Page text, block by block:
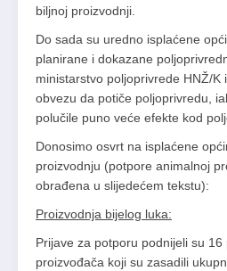
biljnoj proizvodnji.
Do sada su uredno isplaćene
planirane i dokazane
ministarstvo poljoprivrede HNŽ/K
obvezu da potiče poljoprivredu,
polučile puno veće efekte kod
Donosimo osvrt na isplaćene
proizvodnju (potpore animalnoj
obrađena u slijedećem tekstu):
Proizvodnja bijelog luka:
Prijave za potporu podnijeli su 16
proizvođača koji su zasadili